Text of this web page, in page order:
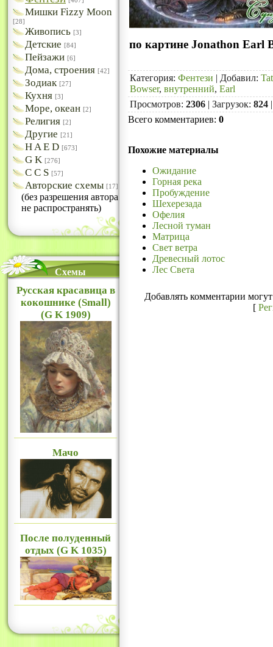
Мишки Fizzy Moon
[28]
Живопись [3]
Детские [84]
Пейзажи [6]
Дома, строения [42]
Зодиак [27]
Кухня [3]
Море, океан [2]
Религия [2]
Другие [21]
H A E D [673]
G K [276]
C C S [57]
Авторские схемы [17]
(без разрешения автора
не распространять)
Схемы
Русская красавица в
кокошнике (Small)
(G K 1909)
Мачо
После полуденный
отдых (G K 1035)
по картине Jonathon Earl
Категория: Фентези | Добавил:
Bowser, внутренний, Earl
Просмотров: 2306 | Загрузок: 824
Всего комментариев: 0
Похожие материалы
Ожидание
Горная река
Пробуждение
Шехерезада
Офелия
Лесной туман
Матрица
Свет ветра
Древесный лотос
Лес Света
Добавлять комментарии
[